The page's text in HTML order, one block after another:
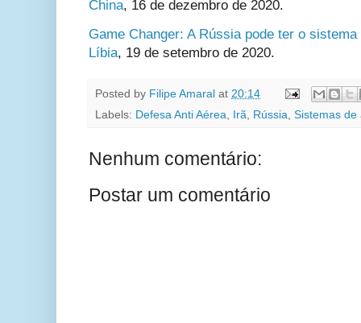
China, 16 de dezembro de 2020.
Game Changer: A Rússia pode ter o
Líbia, 19 de setembro de 2020.
Posted by Filipe Amaral at 20:14
Labels: Defesa Anti Aérea, Irã, Rússia, Sistemas de
Nenhum comentário:
Postar um comentário